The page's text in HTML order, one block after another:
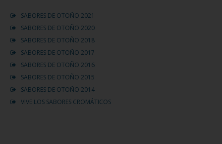
SABORES DE OTOÑO 2021
SABORES DE OTOÑO 2020
SABORES DE OTOÑO 2018
SABORES DE OTOÑO 2017
SABORES DE OTOÑO 2016
SABORES DE OTOÑO 2015
SABORES DE OTOÑO 2014
VIVE LOS SABORES CROMÁTICOS